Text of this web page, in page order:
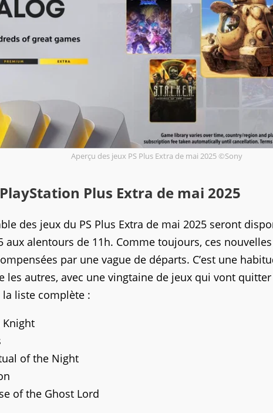
Aperçu des jeux PS Plus Extra de mai 2025 ©Sony
Plus Extra de mai 2025
des jeux du PS Plus Extra de mai 2025 seront
aux alentours de 11h. Comme toujours, ces
par une vague de départs. C’est une
les autres, avec une vingtaine de jeux qui vont
liste complète :
Knight
of the Night
of the Ghost Lord